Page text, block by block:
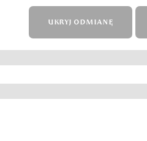
UKRYJ ODMIANĘ